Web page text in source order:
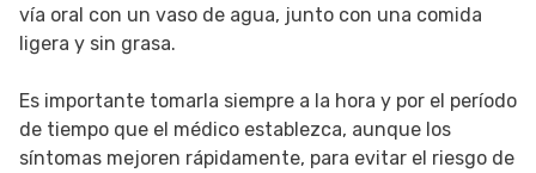
vía oral con un vaso de agua, junto con una comida
ligera y sin grasa.
Es importante tomarla siempre a la hora y por el período
de tiempo que el médico establezca, aunque los
síntomas mejoren rápidamente, para evitar el riesgo de